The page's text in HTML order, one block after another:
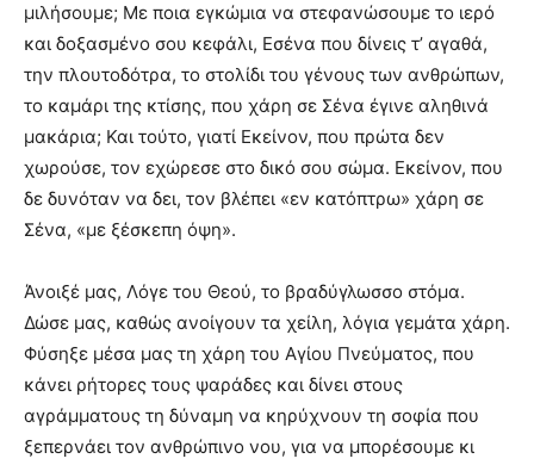
μιλήσουμε; Με ποια εγκώμια να στεφανώσουμε το ιερό
και δοξασμένο σου κεφάλι, Εσένα που δίνεις τ’ αγαθά,
την πλουτοδότρα, το στολίδι του γένους των ανθρώπων,
το καμάρι της κτίσης, που χάρη σε Σένα έγινε αληθινά
μακάρια; Και τούτο, γιατί Εκείνον, που πρώτα δεν
χωρούσε, τον εχώρεσε στο δικό σου σώμα. Εκείνον, που
δε δυνόταν να δει, τον βλέπει «εν κατόπτρω» χάρη σε
Σένα, «με ξέσκεπη όψη».
Άνοιξέ μας, Λόγε του Θεού, το βραδύγλωσσο στόμα.
Δώσε μας, καθώς ανοίγουν τα χείλη, λόγια γεμάτα χάρη.
Φύσηξε μέσα μας τη χάρη του Αγίου Πνεύματος, που
κάνει ρήτορες τους ψαράδες και δίνει στους
αγράμματους τη δύναμη να κηρύχνουν τη σοφία που
ξεπερνάει τον ανθρώπινο νου, για να μπορέσουμε κι